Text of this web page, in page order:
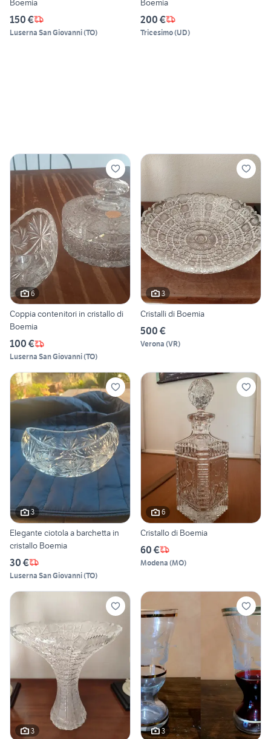
Boemia
150 €
Luserna San Giovanni(TO)
Boemia
200 €
Tricesimo(UD)
6
Coppia contenitori in cristallo di
Boemia
100 €
Luserna San Giovanni(TO)
3
Cristalli di Boemia
500 €
Verona (VR)
3
Elegante ciotola a barchetta in
cristallo Boemia
30 €
Luserna San Giovanni(TO)
6
Cristallo di Boemia
60 €
Modena (MO)
3 3